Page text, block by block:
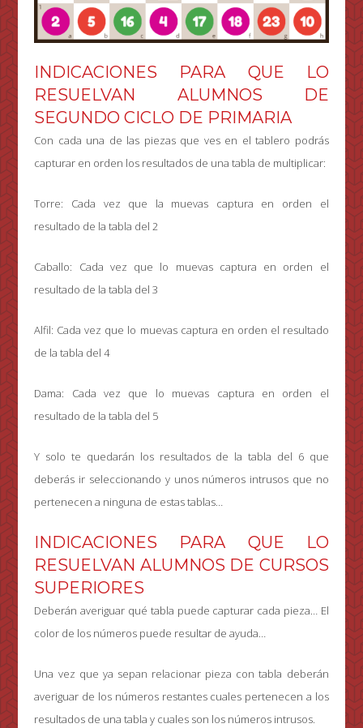
INDICACIONES PARA QUE LO
RESUELVAN ALUMNOS DE
SEGUNDO CICLO DE PRIMARIA
Con cada una de las piezas que ves en el tablero podrás
capturar en orden los resultados de una tabla de multiplicar:
Torre: Cada vez que la muevas captura en orden el
resultado de la tabla del 2
Caballo: Cada vez que lo muevas captura en orden el
resultado de la tabla del 3
Alfil: Cada vez que lo muevas captura en orden el resultado
de la tabla del 4
Dama: Cada vez que lo muevas captura en orden el
resultado de la tabla del 5
Y solo te quedarán los resultados de la tabla del 6 que
deberás ir seleccionando y unos números intrusos que no
pertenecen a ninguna de estas tablas…
INDICACIONES PARA QUE LO
RESUELVAN ALUMNOS DE CURSOS
SUPERIORES
Deberán averiguar qué tabla puede capturar cada pieza… El
color de los números puede resultar de ayuda…
Una vez que ya sepan relacionar pieza con tabla deberán
averiguar de los números restantes cuales pertenecen a los
resultados de una tabla y cuales son los números intrusos.